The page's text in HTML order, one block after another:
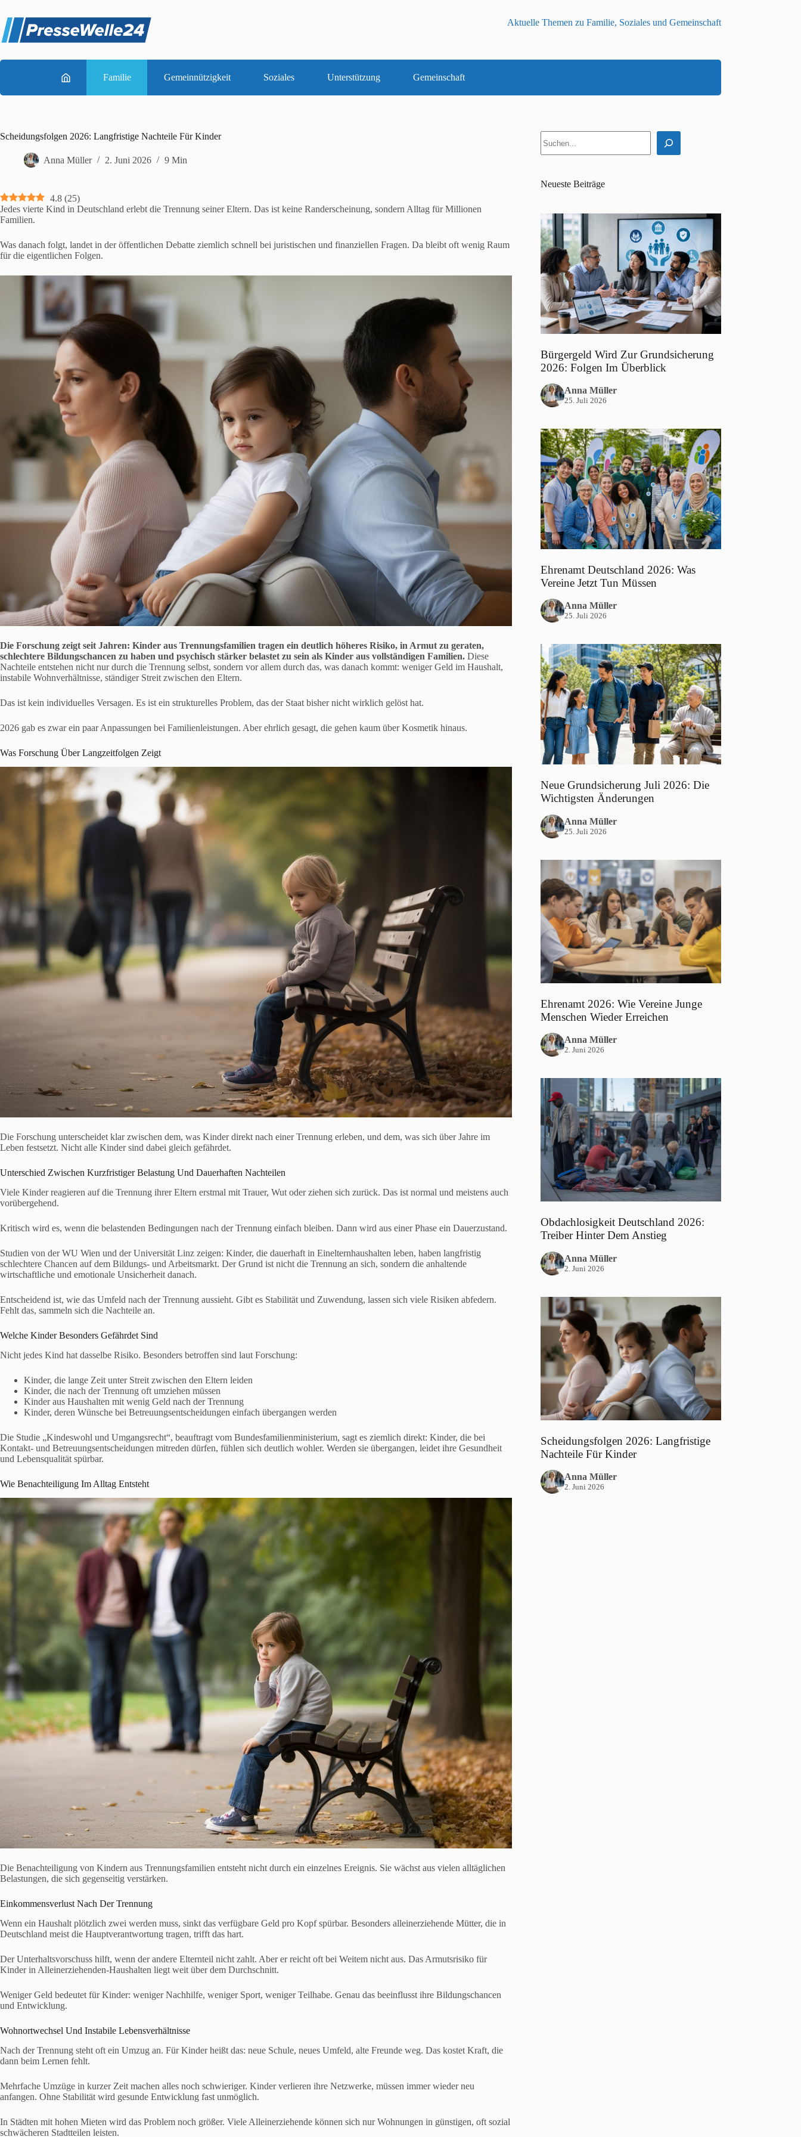
Inhalt
springen
Aktuelle Themen zu Familie, Soziales und Gemeinschaft
Familie Gemeinnützigkeit Soziales Unterstützung Gemeinschaft
Scheidungsfolgen 2026: Langfristige Nachteile Für Kinder
Anna Müller 2. Juni 2026 9 Min
4.8 (25)
Jedes vierte Kind in Deutschland erlebt die Trennung seiner Eltern. Das ist keine Randerscheinung, sondern Alltag für Millionen
Familien.
Was danach folgt, landet in der öffentlichen Debatte ziemlich schnell bei juristischen und finanziellen Fragen. Da bleibt oft wenig Raum
für die eigentlichen Folgen.
Die Forschung zeigt seit Jahren: Kinder aus Trennungsfamilien tragen ein deutlich höheres Risiko, in Armut zu geraten,
schlechtere Bildungschancen zu haben und psychisch stärker belastet zu sein als Kinder aus vollständigen Familien. Diese
Nachteile entstehen nicht nur durch die Trennung selbst, sondern vor allem durch das, was danach kommt: weniger Geld im Haushalt,
instabile Wohnverhältnisse, ständiger Streit zwischen den Eltern.
Das ist kein individuelles Versagen. Es ist ein strukturelles Problem, das der Staat bisher nicht wirklich gelöst hat.
2026 gab es zwar ein paar Anpassungen bei Familienleistungen. Aber ehrlich gesagt, die gehen kaum über Kosmetik hinaus.
Was Forschung Über Langzeitfolgen Zeigt
Die Forschung unterscheidet klar zwischen dem, was Kinder direkt nach einer Trennung erleben, und dem, was sich über Jahre im
Leben festsetzt. Nicht alle Kinder sind dabei gleich gefährdet.
Unterschied Zwischen Kurzfristiger Belastung Und Dauerhaften Nachteilen
Viele Kinder reagieren auf die Trennung ihrer Eltern erstmal mit Trauer, Wut oder ziehen sich zurück. Das ist normal und meistens auch
vorübergehend.
Kritisch wird es, wenn die belastenden Bedingungen nach der Trennung einfach bleiben. Dann wird aus einer Phase ein Dauerzustand.
Studien von der WU Wien und der Universität Linz zeigen: Kinder, die dauerhaft in Einelternhaushalten leben, haben langfristig
schlechtere Chancen auf dem Bildungs- und Arbeitsmarkt. Der Grund ist nicht die Trennung an sich, sondern die anhaltende
wirtschaftliche und emotionale Unsicherheit danach.
Entscheidend ist, wie das Umfeld nach der Trennung aussieht. Gibt es Stabilität und Zuwendung, lassen sich viele Risiken abfedern.
Fehlt das, sammeln sich die Nachteile an.
Welche Kinder Besonders Gefährdet Sind
Nicht jedes Kind hat dasselbe Risiko. Besonders betroffen sind laut Forschung:
Kinder, die lange Zeit unter Streit zwischen den Eltern leiden
Kinder, die nach der Trennung oft umziehen müssen
Kinder aus Haushalten mit wenig Geld nach der Trennung
Kinder, deren Wünsche bei Betreuungsentscheidungen einfach übergangen werden
Die Studie „Kindeswohl und Umgangsrecht“, beauftragt vom Bundesfamilienministerium, sagt es ziemlich direkt: Kinder, die bei
Kontakt- und Betreuungsentscheidungen mitreden dürfen, fühlen sich deutlich wohler. Werden sie übergangen, leidet ihre Gesundheit
und Lebensqualität spürbar.
Wie Benachteiligung Im Alltag Entsteht
Die Benachteiligung von Kindern aus Trennungsfamilien entsteht nicht durch ein einzelnes Ereignis. Sie wächst aus vielen alltäglichen
Belastungen, die sich gegenseitig verstärken.
Einkommensverlust Nach Der Trennung
Wenn ein Haushalt plötzlich zwei werden muss, sinkt das verfügbare Geld pro Kopf spürbar. Besonders alleinerziehende Mütter, die in
Deutschland meist die Hauptverantwortung tragen, trifft das hart.
Der Unterhaltsvorschuss hilft, wenn der andere Elternteil nicht zahlt. Aber er reicht oft bei Weitem nicht aus. Das Armutsrisiko für
Kinder in Alleinerziehenden-Haushalten liegt weit über dem Durchschnitt.
Weniger Geld bedeutet für Kinder: weniger Nachhilfe, weniger Sport, weniger Teilhabe. Genau das beeinflusst ihre Bildungschancen
und Entwicklung.
Wohnortwechsel Und Instabile Lebensverhältnisse
Nach der Trennung steht oft ein Umzug an. Für Kinder heißt das: neue Schule, neues Umfeld, alte Freunde weg. Das kostet Kraft, die
dann beim Lernen fehlt.
Mehrfache Umzüge in kurzer Zeit machen alles noch schwieriger. Kinder verlieren ihre Netzwerke, müssen immer wieder neu
anfangen. Ohne Stabilität wird gesunde Entwicklung fast unmöglich.
In Städten mit hohen Mieten wird das Problem noch größer. Viele Alleinerziehende können sich nur Wohnungen in günstigen, oft sozial
schwächeren Stadtteilen leisten.
Neueste Beiträge
Bürgergeld Wird Zur Grundsicherung
2026: Folgen Im Überblick
Anna Müller
25. Juli 2026
Ehrenamt Deutschland 2026: Was
Vereine Jetzt Tun Müssen
Anna Müller
25. Juli 2026
Neue Grundsicherung Juli 2026: Die
Wichtigsten Änderungen
Anna Müller
25. Juli 2026
Ehrenamt 2026: Wie Vereine Junge
Menschen Wieder Erreichen
Anna Müller
2. Juni 2026
Obdachlosigkeit Deutschland 2026:
Treiber Hinter Dem Anstieg
Anna Müller
2. Juni 2026
Scheidungsfolgen 2026: Langfristige
Nachteile Für Kinder
Anna Müller
2. Juni 2026